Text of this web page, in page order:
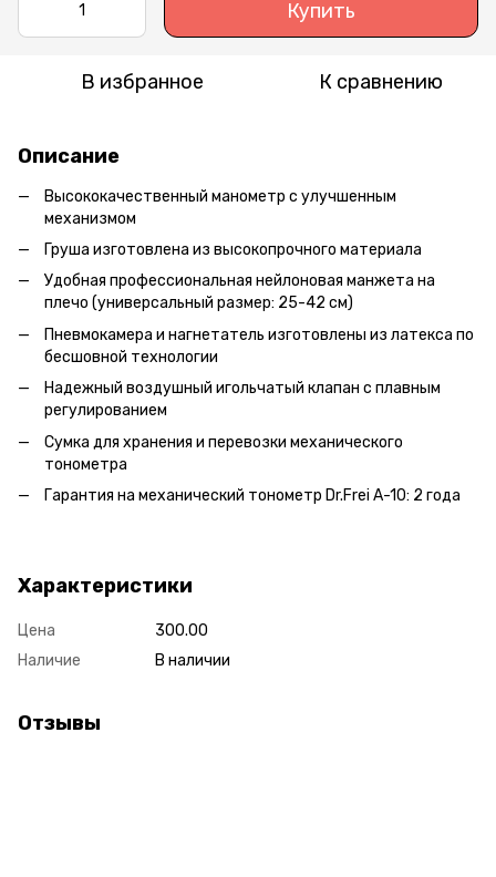
Купить
В избранное К сравнению
Описание
Высококачественный манометр с улучшенным
механизмом
Груша изготовлена из высокопрочного материала
Удобная профессиональная нейлоновая манжета на
плечо (универсальный размер: 25-42 см)
Пневмокамера и нагнетатель изготовлены из латекса по
бесшовной технологии
Надежный воздушный игольчатый клапан с плавным
регулированием
Сумка для хранения и перевозки механического
тонометра
Гарантия на механический тонометр Dr.Frei A-10: 2 года
Характеристики
Цена
300.00
Наличие
В наличии
Отзывы